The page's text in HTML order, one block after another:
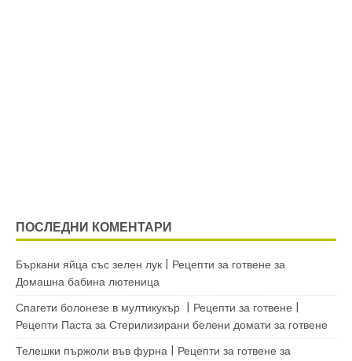
ПОСЛЕДНИ КОМЕНТАРИ
Бъркани яйца със зелен лук | Рецепти за готвене за
Домашна бабина лютеница
Спагети болонезе в мултикукър | Рецепти за готвене |
Рецепти Паста за Стерилизирани белени домати за готвене
Телешки пържоли във фурна | Рецепти за готвене за